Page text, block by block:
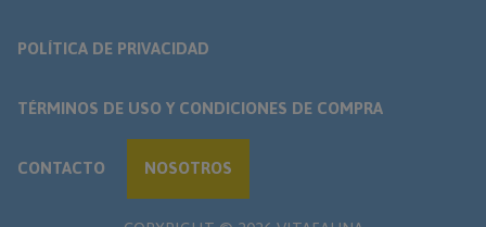
POLÍTICA DE PRIVACIDAD
TÉRMINOS DE USO Y CONDICIONES DE COMPRA
CONTACTO NOSOTROS